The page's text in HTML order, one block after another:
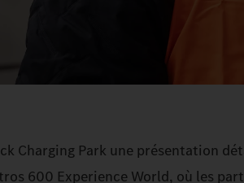
Charging Park une présentation
600 Experience World, où les